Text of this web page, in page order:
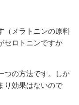
（メラトニンの原料
セロトニンですか
つの方法です。しか
り効果はないので